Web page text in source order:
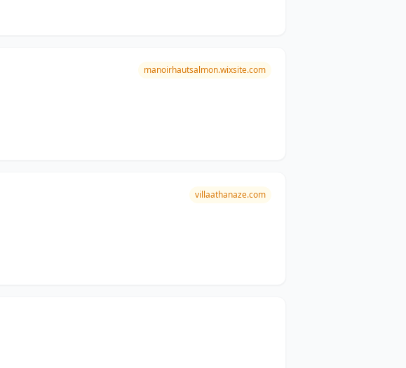
manoirhautsalmon.wixsite.com
villaathanaze.com